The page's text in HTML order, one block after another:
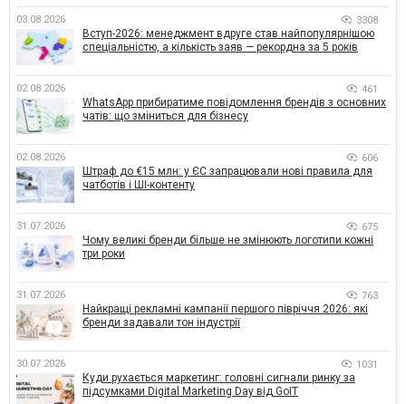
03.08.2026 3308
Вступ-2026: менеджмент вдруге став найпопулярнішою
спеціальністю, а кількість заяв — рекордна за 5 років
02.08.2026 461
WhatsApp прибиратиме повідомлення брендів з основних
чатів: що зміниться для бізнесу
02.08.2026 606
Штраф до €15 млн: у ЄС запрацювали нові правила для
чатботів і ШІ-контенту
31.07.2026 675
Чому великі бренди більше не змінюють логотипи кожні
три роки
31.07.2026 763
Найкращі рекламні кампанії першого півріччя 2026: які
бренди задавали тон індустрії
30.07.2026 1031
Куди рухається маркетинг: головні сигнали ринку за
підсумками Digital Marketing Day від GoIT